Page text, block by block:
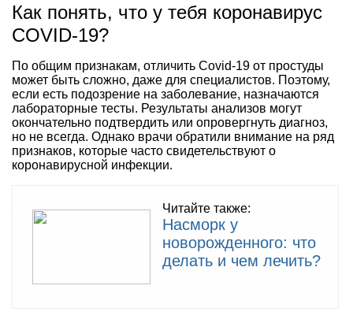
Как понять, что у тебя коронавирус
COVID-19?
По общим признакам, отличить Covid-19 от простуды
может быть сложно, даже для специалистов. Поэтому,
если есть подозрение на заболевание, назначаются
лабораторные тесты. Результаты анализов могут
окончательно подтвердить или опровергнуть диагноз,
но не всегда. Однако врачи обратили внимание на ряд
признаков, которые часто свидетельствуют о
коронавирусной инфекции.
Читайте также:
Насморк у
новорожденного: что
делать и чем лечить?